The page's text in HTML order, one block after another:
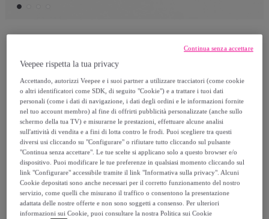
Sandali con accessorio - tacco 3,0 cm
19,90 €
116,00 €
-82%
Venduto daImperatrice Srl
Veepee rispetta la tua privacy
Accettando, autorizzi Veepee e i suoi partner a utilizzare tracciatori (come cookie
o altri identificatori come SDK, di seguito "Cookie") e a trattare i tuoi dati
personali (come i dati di navigazione, i dati degli ordini e le informazioni fornite
nel tuo account membro) al fine di offrirti pubblicità personalizzate (anche sullo
schermo della tua TV) e misurarne le prestazioni, effettuare alcune analisi
sull'attività di vendita e a fini di lotta contro le frodi. Puoi scegliere tra questi
diversi usi cliccando su "Configurare" o rifiutare tutto cliccando sul pulsante
"Continua senza accettare". Le tue scelte si applicano solo a questo browser e/o
dispositivo. Puoi modificare le tue preferenze in qualsiasi momento cliccando sul
link "Configurare" accessibile tramite il link "Informativa sulla privacy". Alcuni
Cookie depositati sono anche necessari per il corretto funzionamento del nostro
servizio, come quelli che misurano il traffico o consentono la presentazione
adattata delle nostre offerte e non sono soggetti a consenso. Per ulteriori
informazioni sui Cookie, puoi consultare la nostra Politica sui Cookie
Continua senza accettare